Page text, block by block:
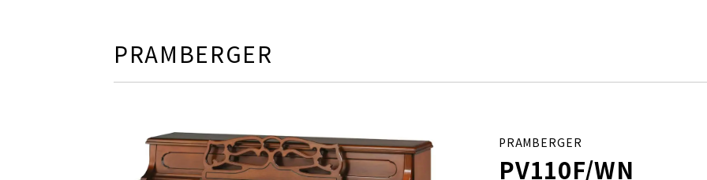
PRAMBERGER
PRAMBERGER
PV110F/WN